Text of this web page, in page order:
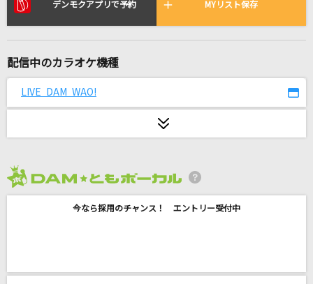
[生音]怪盗
[生音]幸せ
back number
[生音]courage
戸松遥
デンモクアプリで予約 MYリスト保存
配信中のカラオケ機種
LIVE DAM WAO!
今なら採用のチャンス！ エントリー受付中